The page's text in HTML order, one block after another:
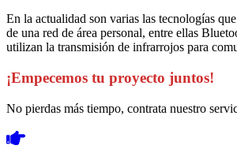
En la actualidad son varias las tecnologías
de una red de área personal, entre ellas
utilizan la transmisión de infrarrojos para
¡Empecemos tu proyecto juntos!
No pierdas más tiempo, contrata nuestro